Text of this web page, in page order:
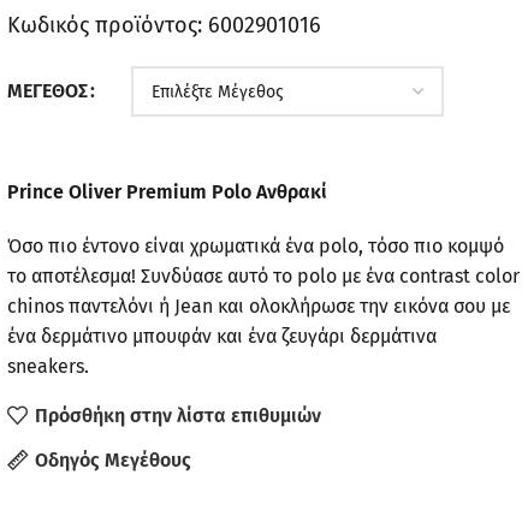
Κωδικός προϊόντος: 6002901016
ΜΈΓΕΘΟΣ
Prince Oliver Premium Polo Ανθρακί
Όσο πιο έντονο είναι χρωματικά ένα polo, τόσο πιο κομψό
το αποτέλεσμα! Συνδύασε αυτό το polo με ένα contrast color
chinos παντελόνι ή Jean και ολοκλήρωσε την εικόνα σου με
ένα δερμάτινο μπουφάν και ένα ζευγάρι δερμάτινα
sneakers.
Πρόσθήκη στην λίστα επιθυμιών
Οδηγός Μεγέθους